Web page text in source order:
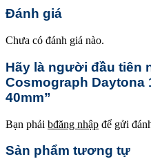
Đánh giá
Chưa có đánh giá nào.
Hãy là người đầu tiên
Cosmograph Daytona
40mm”
Bạn phải bđăng nhập để gửi
Sản phẩm tương tự